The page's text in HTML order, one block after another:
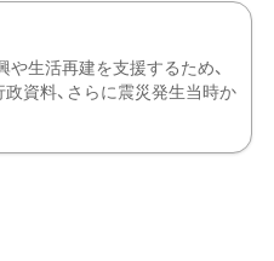
生活再建を支援するため、
資料、さらに震災発生当時か